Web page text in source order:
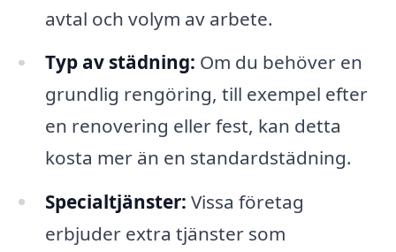
avtal och volym av arbete.
Typ av städning: Om du behöver en
grundlig rengöring, till exempel efter
en renovering eller fest, kan detta
kosta mer än en standardstädning.
Specialtjänster: Vissa företag
erbjuder extra tjänster som